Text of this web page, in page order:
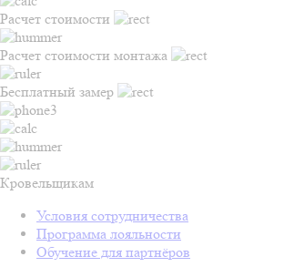
Расчет стоимости
Расчет стоимости монтажа
Бесплатный замер
Кровельщикам
Условия сотрудничества
Программа лояльности
Обучение для партнёров